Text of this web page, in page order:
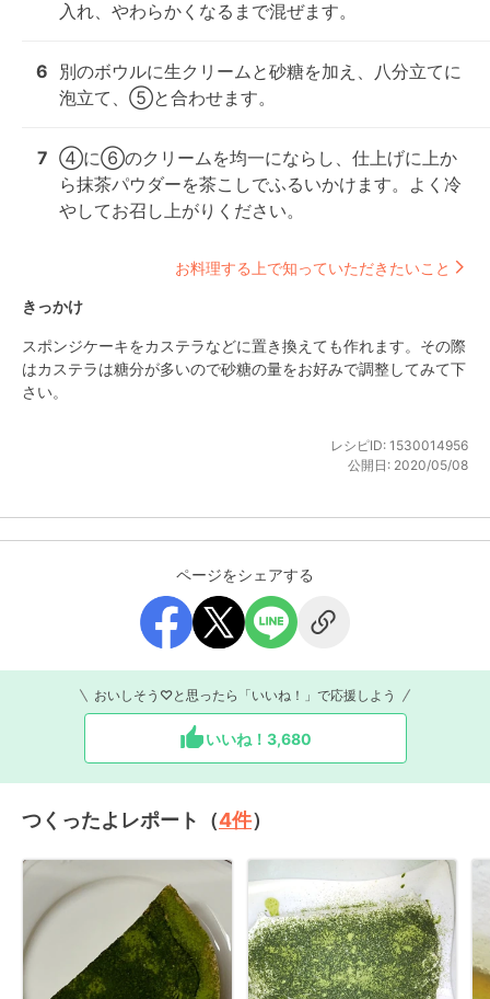
入れ、やわらかくなるまで混ぜます。
6
別のボウルに生クリームと砂糖を加え、八分立てに
泡立て、⑤と合わせます。
7 ④に⑥のクリームを均一にならし、仕上げに上か
ら抹茶パウダーを茶こしでふるいかけます。よく冷
やしてお召し上がりください。
お料理する上で知っていただきたいこと
きっかけ
スポンジケーキをカステラなどに置き換えても作れます。その際
はカステラは糖分が多いので砂糖の量をお好みで調整してみて下
さい。
レシピID: 1530014956
公開日: 2020/05/08
ページをシェアする
おいしそう♡と思ったら「いいね！」で応援しよう
いいね！ 3,680
つくったよレポート（4件）